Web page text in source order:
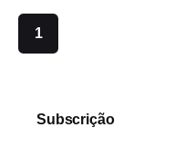
1
Subscrição